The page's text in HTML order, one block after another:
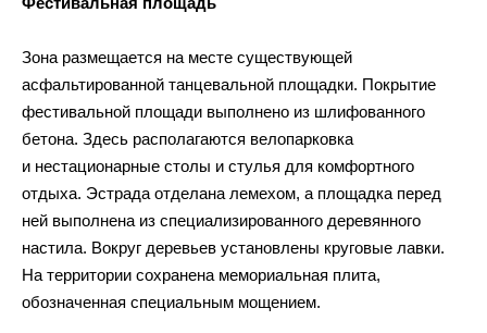
Зона размещается на месте существующей
асфальтированной танцевальной площадки. Покрытие
фестивальной площади выполнено из шлифованного
бетона. Здесь располагаются велопарковка
и нестационарные столы и стулья для комфортного
отдыха. Эстрада отделана лемехом, а площадка перед
ней выполнена из специализированного деревянного
настила. Вокруг деревьев установлены круговые лавки.
На территории сохранена мемориальная плита,
обозначенная специальным мощением.